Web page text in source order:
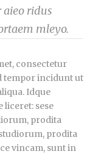
aieo ridus
mleyo.
consectetur
tempor incidunt ut
Idque
liceret: sese
prodita
prodita
vincam, sunt in